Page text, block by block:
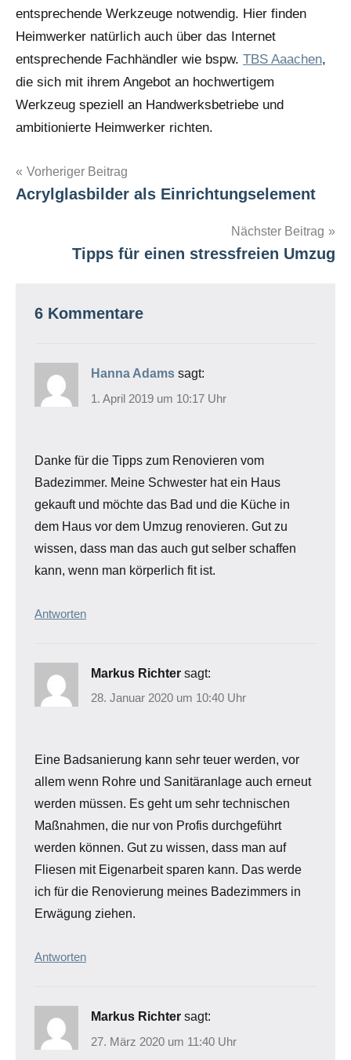
entsprechende Werkzeuge notwendig. Hier finden
Heimwerker natürlich auch über das Internet
entsprechende Fachhändler wie bspw. TBS Aaachen,
die sich mit ihrem Angebot an hochwertigem
Werkzeug speziell an Handwerksbetriebe und
ambitionierte Heimwerker richten.
Schlagwörter
Bad
Beitragsnavigation
Vorheriger Beitrag
Acrylglasbilder als Einrichtungselement
Nächster Beitrag
Tipps für einen stressfreien Umzug
6 Kommentare
Hanna Adams sagt:
1. April 2019 um 10:17 Uhr
Danke für die Tipps zum Renovieren vom
Badezimmer. Meine Schwester hat ein Haus
gekauft und möchte das Bad und die Küche in
dem Haus vor dem Umzug renovieren. Gut zu
wissen, dass man das auch gut selber schaffen
kann, wenn man körperlich fit ist.
Antworten
Markus Richter sagt:
28. Januar 2020 um 10:40 Uhr
Eine Badsanierung kann sehr teuer werden, vor
allem wenn Rohre und Sanitäranlage auch erneut
werden müssen. Es geht um sehr technischen
Maßnahmen, die nur von Profis durchgeführt
werden können. Gut zu wissen, dass man auf
Fliesen mit Eigenarbeit sparen kann. Das werde
ich für die Renovierung meines Badezimmers in
Erwägung ziehen.
Antworten
Markus Richter sagt:
27. März 2020 um 11:40 Uhr